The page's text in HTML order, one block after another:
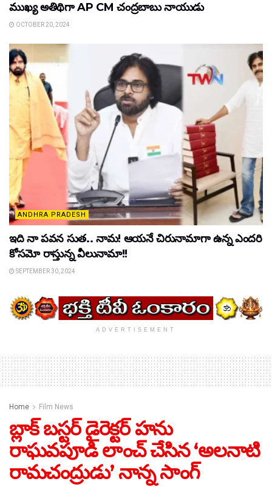
ముఖ్య అతిథిగా AP CM చంద్రబాబు నాయుడు
OCTOBER 20, 2024
ANDHRA PRADESH
ఇది నా ప‌వ‌న సుత‌.. నామ‌! ఆయ‌నే చిరునామాగా ఉన్న ఎంద‌రి
కోస‌మో రాస్తున్న వీలునామా!!
SEPTEMBER 30, 2024
ADVERTISEMENT
Home Film News
బ్లాక్ బస్టర్ డైరెక్టర్ హను
రాఘవపూడి లాంచ్ చేసిన ‘అలనాటి
రామచంద్రుడు’ నాన్న సాంగ్